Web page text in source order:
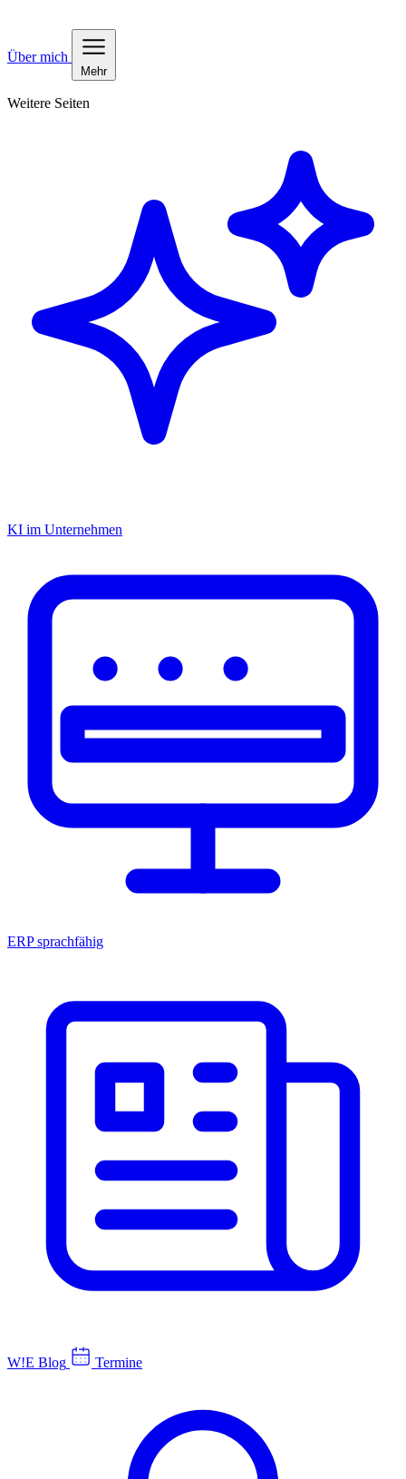
Über mich
Mehr
Weitere Seiten
KI im Unternehmen
ERP sprachfähig
W!E Blog Termine